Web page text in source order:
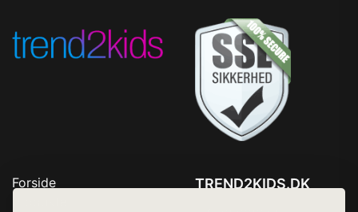
Forside
TREND2KIDS.DK